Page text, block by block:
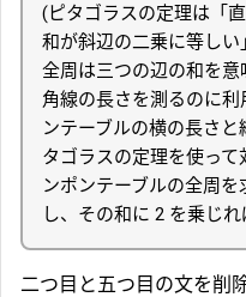
(ピタゴラスの定理は「
和が斜辺の二乗に等し
全周は三つの辺の和を
角線の長さを測るのに
ンテーブルの横の長さ
タゴラスの定理を使っ
ンポンテーブルの全周
し、その和に 2 を乗じ
二つ目と五つ目の文を削